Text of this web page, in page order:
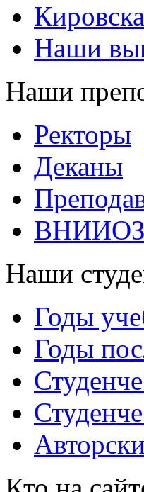
Наши
Наши
Ректоры
Деканы
ВНИИОЗ
Наши
Годы
Годы